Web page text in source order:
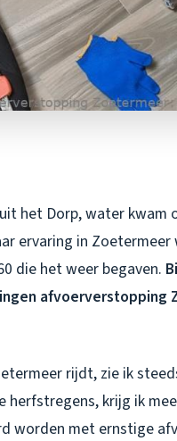
het Dorp, water kwam
ervaring in
die het weer begaven.
afvoerverstopping
rijdt, zie ik
herfstregens, krijg ik
worden met ernstige